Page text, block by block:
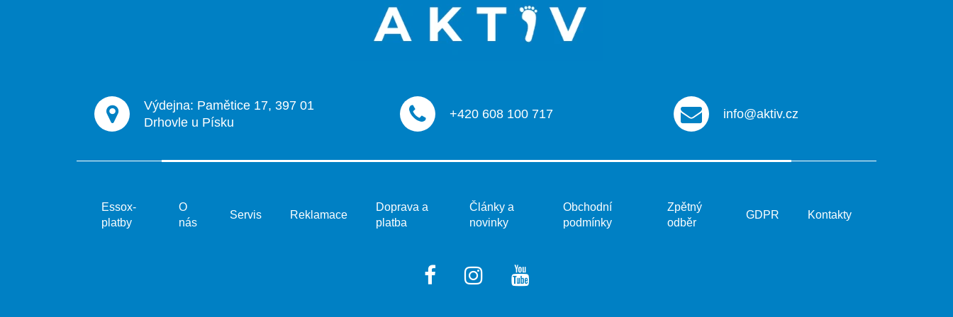
Výdejna: Pamětice 17, 397 01
Drhovle u Písku
+420 608 100 717 info@aktiv.cz
Essox-
platby
O
nás
Servis Reklamace
Doprava a
platba
Články a
novinky
Obchodní
podmínky
Zpětný
odběr
GDPR Kontakty